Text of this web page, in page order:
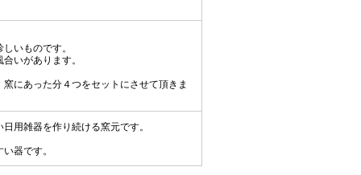
いものです。
いがあります。
にあった分４つをセットにさせて頂きま
用雑器を作り続ける窯元です。
器です。